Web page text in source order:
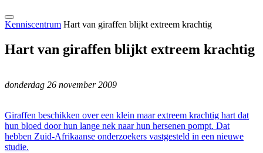
Kenniscentrum Hart van giraffen blijkt extreem krachtig
Hart van giraffen blijkt extreem krachtig
donderdag 26 november 2009
Giraffen beschikken over een klein maar extreem krachtig hart dat
hun bloed door hun lange nek naar hun hersenen pompt. Dat
hebben Zuid-Afrikaanse onderzoekers vastgesteld in een nieuwe
studie.